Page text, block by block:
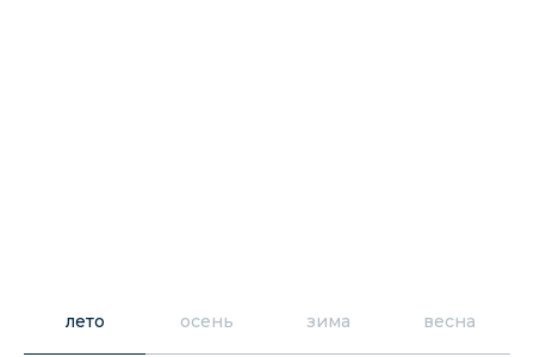
лето осень зима весна
Подлёдная